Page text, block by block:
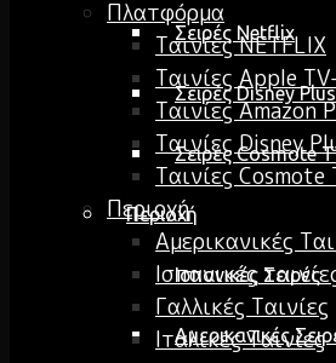
Σειρές Netflix
Σειρές Disney Plus
Σειρές Cosmote
Περιοχή
Ισπανικές Σειρές
Αμερικανικές
Πλατφόρμα
Ταινίες NETFLIX
Ταινίες Apple
Ταινίες Amazon
Ταινίες Disney
Ταινίες Cosmote
Περιοχή
Αμερικανικές
Ισπανικές
Γαλλικές Ταινίες
Ιταλικές Ταινίες